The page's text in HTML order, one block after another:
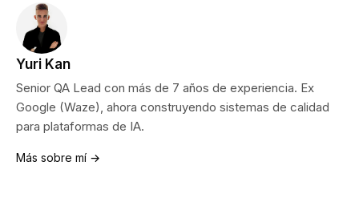
Yuri Kan
Senior QA Lead con más de 7 años de experiencia. Ex
Google (Waze), ahora construyendo sistemas de calidad
para plataformas de IA.
Más sobre mí →